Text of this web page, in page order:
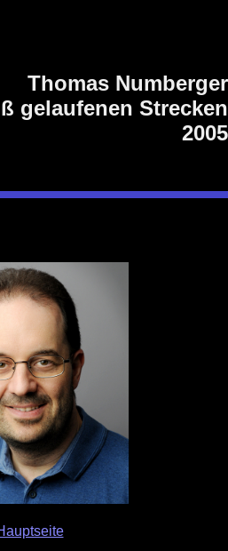
Thomas Numberger
gelaufenen Strecken
2005